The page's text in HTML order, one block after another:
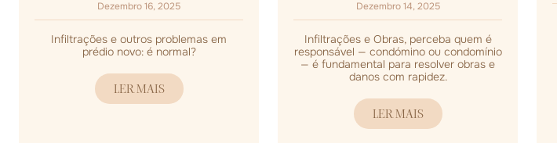
Dezembro 16, 2025
Infiltrações e outros problemas em
prédio novo: é normal?
LER MAIS
Dezembro 14, 2025
Infiltrações e Obras, perceba quem é
responsável — condómino ou condomínio
— é fundamental para resolver obras e
danos com rapidez.
LER MAIS